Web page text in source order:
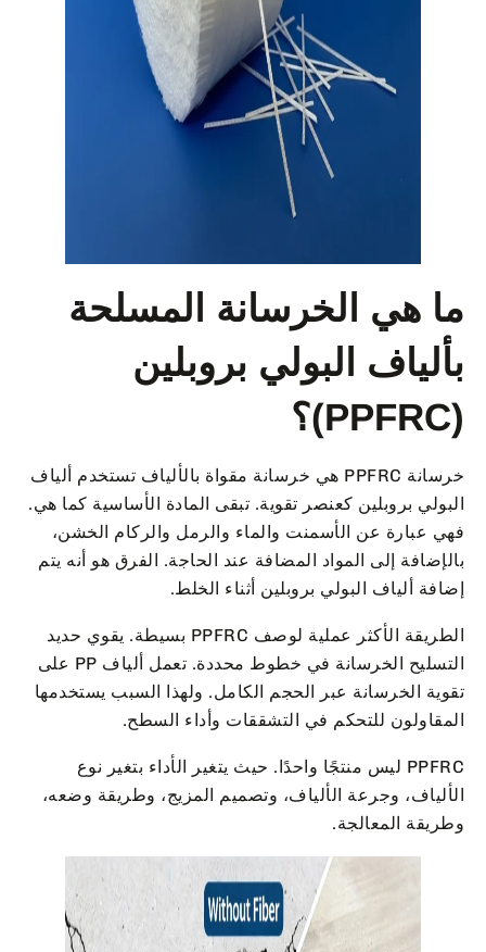
ما هي الخرسانة المسلحة
بألياف البولي بروبلين
(PPFRC)؟
خرسانة PPFRC هي خرسانة مقواة بالألياف تستخدم ألياف
البولي بروبلين كعنصر تقوية. تبقى المادة الأساسية كما هي.
فهي عبارة عن الأسمنت والماء والرمل والركام الخشن،
بالإضافة إلى المواد المضافة عند الحاجة. الفرق هو أنه يتم
إضافة ألياف البولي بروبلين أثناء الخلط.
الطريقة الأكثر عملية لوصف PPFRC بسيطة. يقوي حديد
التسليح الخرسانة في خطوط محددة. تعمل ألياف PP على
تقوية الخرسانة عبر الحجم الكامل. ولهذا السبب يستخدمها
المقاولون للتحكم في التشققات وأداء السطح.
PPFRC ليس منتجًا واحدًا. حيث يتغير الأداء بتغير نوع
الألياف، وجرعة الألياف، وتصميم المزيج، وطريقة وضعه،
وطريقة المعالجة.